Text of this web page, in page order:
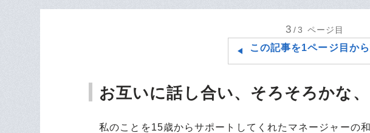
3 /3 ページ目
この記事を1ページ目か
お互いに話し合い、そろそろかな
私のことを15歳からサポートしてくれたマネージャーの和